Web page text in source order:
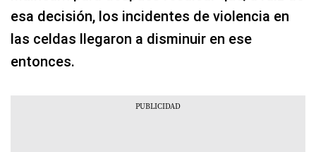
esa decisión, los incidentes de violencia en
las celdas llegaron a disminuir en ese
entonces.